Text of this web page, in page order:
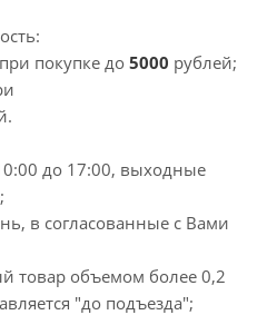
покупке до 5000 рублей;
до 17:00, выходные
согласованные с Вами
объемом более 0,2
"до подъезда";